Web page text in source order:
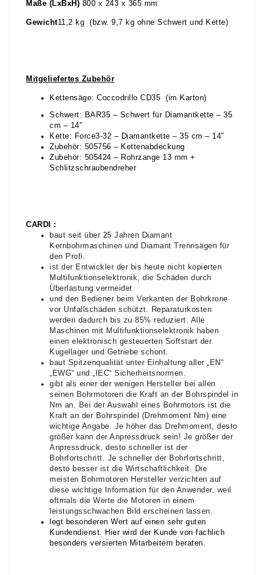
Maße (LxBxH) 800 x 243 x 365 mm
Gewicht11,2 kg (bzw. 9,7 kg ohne Schwert und Kette)
Mitgeliefertes Zubehör
Kettensäge: Coccodrillo CD35 (im Karton)
Schwert: BAR35 – Schwert für Diamantkette – 35
cm – 14″
Kette: Force3-32 – Diamantkette – 35 cm – 14″
Zubehör: 505756 – Kettenabdeckung
Zubehör: 505424 – Rohrzange 13 mm +
Schlitzschraubendreher
CARDI :
baut seit über 25 Jahren Diamant
Kernbohrmaschinen und Diamant Trennsägen für
den Profi.
ist der Entwickler der bis heute nicht kopierten
Multifunktionselektronik, die Schäden durch
Überlastung vermeidet
und den Bediener beim Verkanten der Bohrkrone
vor Unfallschäden schützt. Reparaturkosten
werden dadurch bis zu 85% reduziert. Alle
Maschinen mit Multifunktionselektronik haben
einen elektronisch gesteuerten Softstart der
Kugellager und Getriebe schont.
baut Spitzenqualität unter Einhaltung aller „EN“
„EWG“ und „IEC“ Sicherheitsnormen.
gibt als einer der wenigen Hersteller bei allen
seinen Bohrmotoren die Kraft an der Bohrspindel in
Nm an. Bei der Auswahl eines Bohrmotors ist die
Kraft an der Bohrspindel (Drehmoment Nm) eine
wichtige Angabe. Je höher das Drehmoment, desto
größer kann der Anpressdruck sein! Je größer der
Anpressdruck, desto schneller ist der
Bohrfortschritt. Je schneller der Bohrfortschritt,
desto besser ist die Wirtschaftlichkeit. Die
meisten Bohrmotoren Hersteller verzichten auf
diese wichtige Information für den Anwender, weil
oftmals die Werte die Motoren in einem
leistungsschwachen Bild erscheinen lassen.
legt besonderen Wert auf einen sehr guten
Kundendienst. Hier wird der Kunde von fachlich
besonders versierten Mitarbeitern beraten.